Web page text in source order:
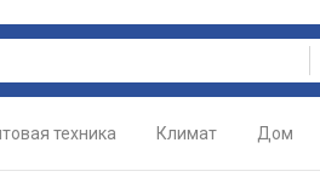
техника Климат Дом